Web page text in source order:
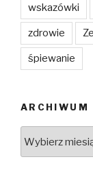
wskazówki
zdrowie
śpiewanie
ARCHIWUM